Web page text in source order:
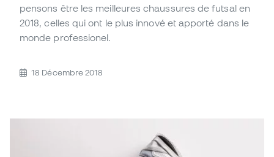
pensons être les meilleures chaussures de futsal en
2018, celles qui ont le plus innové et apporté dans le
monde professionel.
18 Décembre 2018